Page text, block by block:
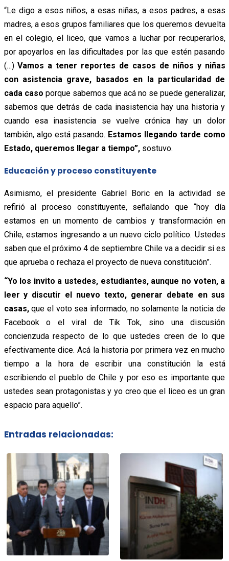
“Le digo a esos niños, a esas niñas, a esos padres, a esas
madres, a esos grupos familiares que los queremos devuelta
en el colegio, el liceo, que vamos a luchar por recuperarlos,
por apoyarlos en las dificultades por las que estén pasando
(…)Vamos a tener reportes de casos de niños y niñas
con asistencia grave, basados en la particularidad de
cada caso porque sabemos que acá no se puede generalizar,
sabemos que detrás de cada inasistencia hay una historia y
cuando esa inasistencia se vuelve crónica hay un dolor
también, algo está pasando. Estamos llegando tarde como
Estado, queremos llegar a tiempo”,sostuvo.
Educación y proceso constituyente
Asimismo, el presidente Gabriel Boric en la actividad se
refirió al proceso constituyente, señalando que “hoy día
estamos en un momento de cambios y transformación en
Chile, estamos ingresando a un nuevo ciclo político. Ustedes
saben que el próximo 4 de septiembre Chile va a decidir si es
que aprueba o rechaza el proyecto de nueva constitución”.
“Yo los invito a ustedes, estudiantes, aunque no voten, a
leer y discutir el nuevo texto, generar debate en sus
casas,que el voto sea informado, no solamente la noticia de
Facebook o el viral de Tik Tok, sino una discusión
concienzuda respecto de lo que ustedes creen de lo que
efectivamente dice. Acá la historia por primera vez en mucho
tiempo a la hora de escribir una constitución la está
escribiendo el pueblo de Chile y por eso es importante que
ustedes sean protagonistas y yo creo que el liceo es un gran
espacio para aquello”.
Entradas relacionadas: